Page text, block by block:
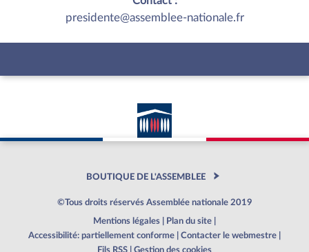
presidente@assemblee-nationale.fr
BOUTIQUE DE L'ASSEMBLEE
©Tous droits réservés Assemblée nationale 2019
Mentions légales Plan du site
Accessibilité: partiellement conforme
Contacter le webmestre
Fils RSS
Gestion des cookies